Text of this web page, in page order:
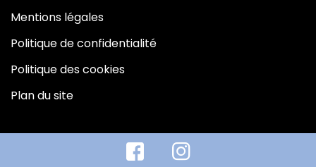
Mentions légales
Politique de confidentialité
Politique des cookies
Plan du site